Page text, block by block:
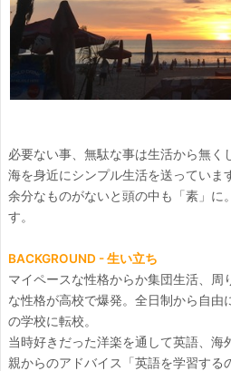
必要ない事、無駄な事は生活から無く
海を身近にシンプル生活を送っていま
余分なものがないと頭の中も「素」に
す。
BACKGROUND - 生い立ち
マイペースな性格からか集団生活、周
な性格が高校で爆発。全日制から自由
の学校に転校。
当時好きだった洋楽を通して英語、海
親からのアドバイス「英語を学習する